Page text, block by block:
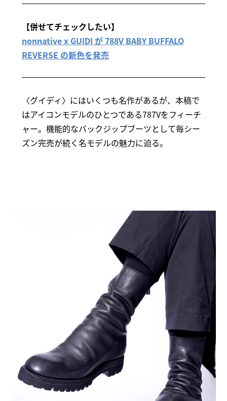
【併せてチェックしたい】
nonnative x GUIDI が 788V BABY BUFFALO
REVERSE の新色を発売
〈グイディ〉にはいくつも名作があるが、本稿で
はアイコンモデルのひとつである787Vをフィーチ
ャー。機能的なバックジップブーツとして毎シー
ズン完売が続く名モデルの魅力に迫る。